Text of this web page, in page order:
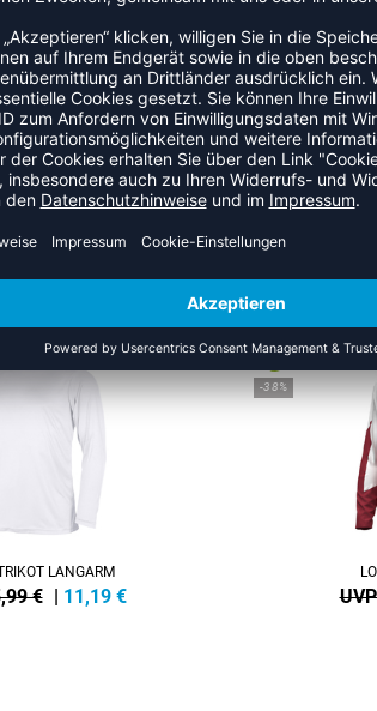
Firmenlogos • Recyceltes Polyester für
ZULETZT
DER KATEGORIE
LANGARM
€ | 11,19 €
NEW
-38%